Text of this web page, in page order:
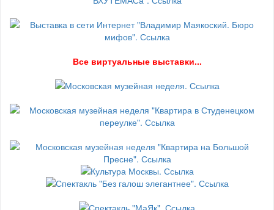
Все виртуальные выставки...